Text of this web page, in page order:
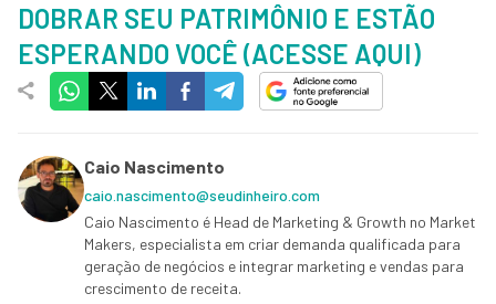
DOBRAR SEU PATRIMÔNIO E ESTÃO
ESPERANDO VOCÊ (ACESSE AQUI)
Caio Nascimento
caio.nascimento@seudinheiro.com
Caio Nascimento é Head de Marketing & Growth no Market
Makers, especialista em criar demanda qualificada para
geração de negócios e integrar marketing e vendas para
crescimento de receita.